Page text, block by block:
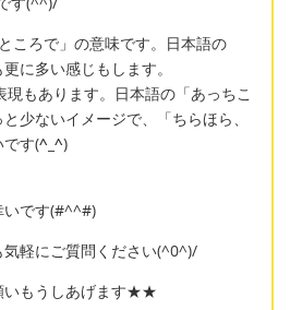
ころで」の意味です。日本語の
に多い感じもします。
もあります。日本語の「あっちこ
少ないイメージで、「ちらほら、
です(^_^)
いです(#^^#)
軽にご質問ください(^0^)/
もうしあげます★★